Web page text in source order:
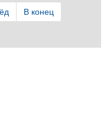
В конец